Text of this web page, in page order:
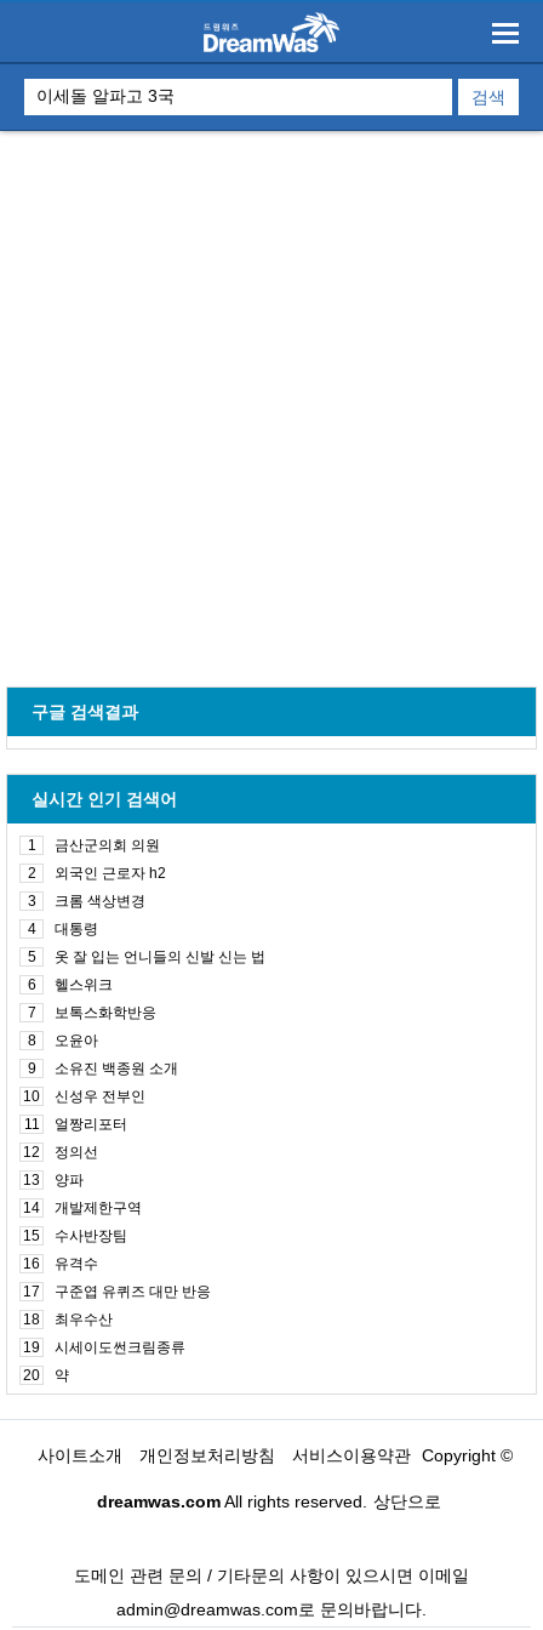
구글 검색결과
실시간 인기 검색어
1
금산군의회 의원
2
외국인 근로자 h2
3
크롬 색상변경
4
대통령
5
옷 잘 입는 언니들의 신발 신는 법
6
헬스위크
7
보톡스화학반응
8
오윤아
9
소유진 백종원 소개
10
신성우 전부인
11
얼짱리포터
12
정의선
13
양파
14
개발제한구역
15
수사반장팀
16
유격수
17
구준엽 유퀴즈 대만 반응
18
최우수산
19
시세이도썬크림종류
20
약
사이트소개 개인정보처리방침 서비스이용약관 Copyright ©
dreamwas.comAll rights reserved. 상단으로
도메인 관련 문의 / 기타문의 사항이 있으시면 이메일
admin@dreamwas.com로 문의바랍니다.